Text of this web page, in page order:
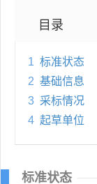
目录
1 标准状态
2 基础信息
3 采标情况
4 起草单位
标准状态